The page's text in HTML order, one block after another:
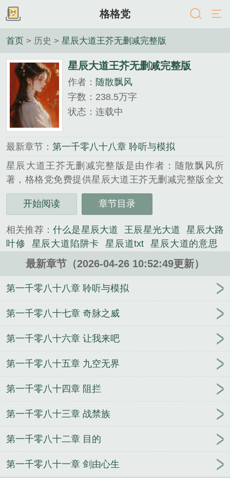
格格党
首页 > 历史 > 星辰大道王芥无删减完整版
星辰大道王芥无删减完整版
作者： 随散飘风
字数：238.5万字
状态：连载中
最新章节： 第一千零八十八章 聆听与模拟
星辰大道王芥无删减完整版是由作者：随散飘风所
著，格格党免费提供星辰大道王芥无删减完整版全文
在线阅读。
三秒记住本站：格格党 网址：www.57qb.com...
的历史类小说。
开始阅读 章节目录
相关推荐： 什么是星辰大道 王辰星光大道
星辰大路
叶修
星辰大道陷阱卡 星辰道txt
星辰大道的意思
星辰之道 星辰道长
最新章节（2026-04-26 10:52:49更新）
第一千零八十八章 聆听与模拟
第一千零八十七章 奇脉之威
第一千零八十六章 让我来吧
第一千零八十五章 九空无界
第一千零八十四章 阻拦
第一千零八十三章 战禁族
第一千零八十二章 目的
第一千零八十一章 剑由心生